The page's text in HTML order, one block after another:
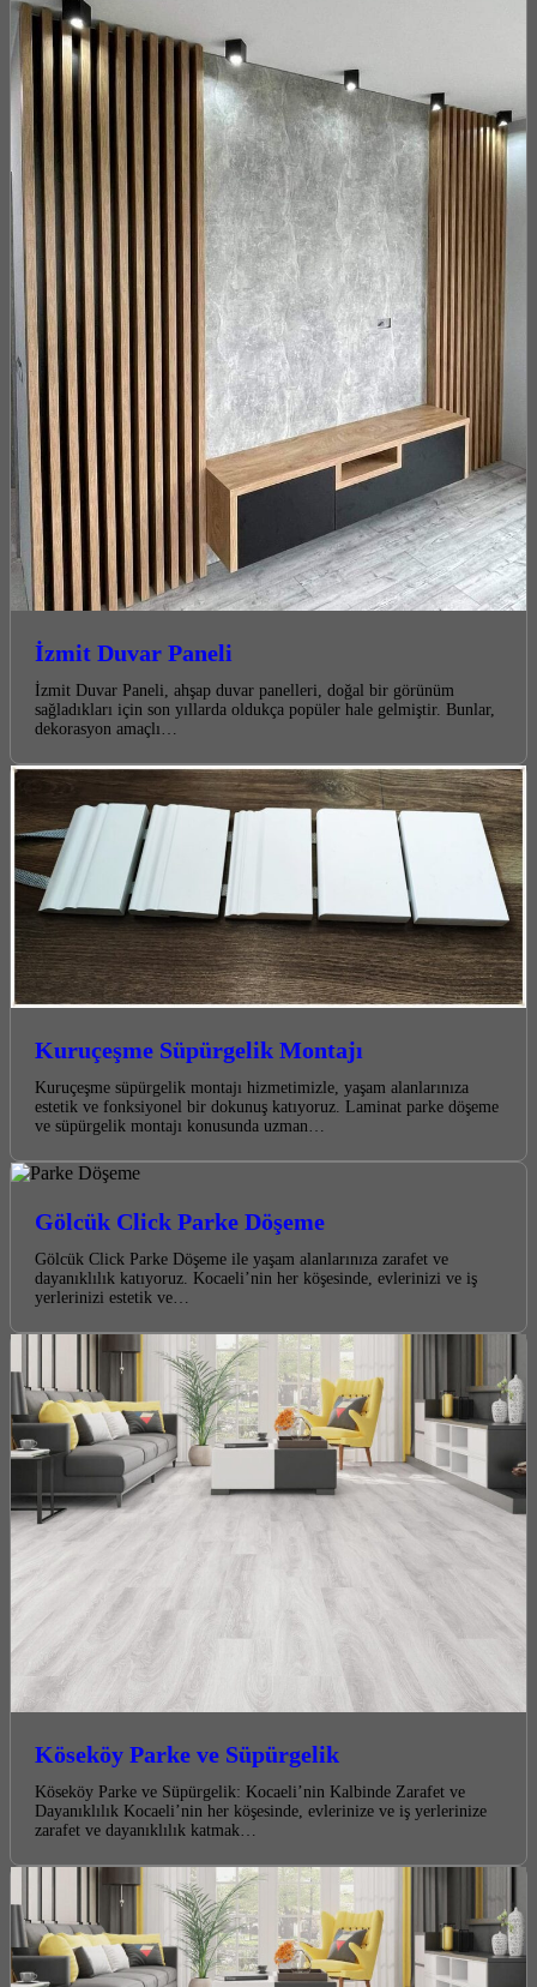
İzmit Duvar Paneli
İzmit Duvar Paneli, ahşap duvar panelleri, doğal bir görünüm
sağladıkları için son yıllarda oldukça popüler hale gelmiştir. Bunlar,
dekorasyon amaçlı…
Kuruçeşme Süpürgelik Montajı
Kuruçeşme süpürgelik montajı hizmetimizle, yaşam alanlarınıza
estetik ve fonksiyonel bir dokunuş katıyoruz. Laminat parke döşeme
ve süpürgelik montajı konusunda uzman…
Gölcük Click Parke Döşeme
Gölcük Click Parke Döşeme ile yaşam alanlarınıza zarafet ve
dayanıklılık katıyoruz. Kocaeli’nin her köşesinde, evlerinizi ve iş
yerlerinizi estetik ve…
Köseköy Parke ve Süpürgelik
Köseköy Parke ve Süpürgelik: Kocaeli’nin Kalbinde Zarafet ve
Dayanıklılık Kocaeli’nin her köşesinde, evlerinize ve iş yerlerinize
zarafet ve dayanıklılık katmak…